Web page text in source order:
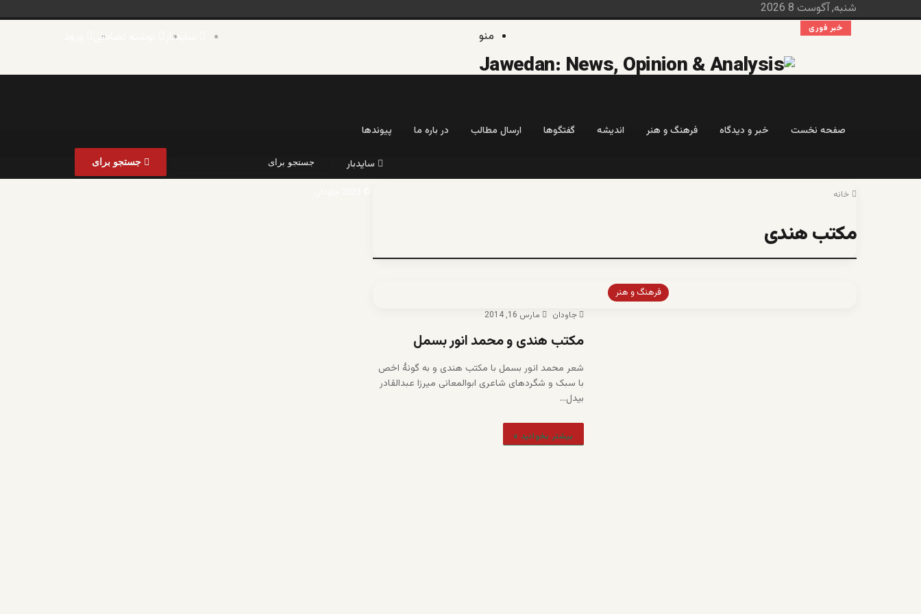
شنبه, آگوست 8 2026
خبر فوری
نوشته تصادفی سایدبار منو
صفحه نخست خبر و دیدگاه فرهنگ و هنر اندیشه گفتگوها ارسال مطالب در باره ما پیوندها
سایدبار جستجو برای
خانه
مکتب هندی
فرهنگ و هنر
جاودان مارس 16, 2014
مکتب هندی و محمد انور بسمل
شعر محمد انور بسمل با مکتب هندی و به گونۀ اخص
با سبک و شگردهای شاعری ابوالمعانی میرزا عبدالقادر
بیدل…
بیشتر بخوانید »